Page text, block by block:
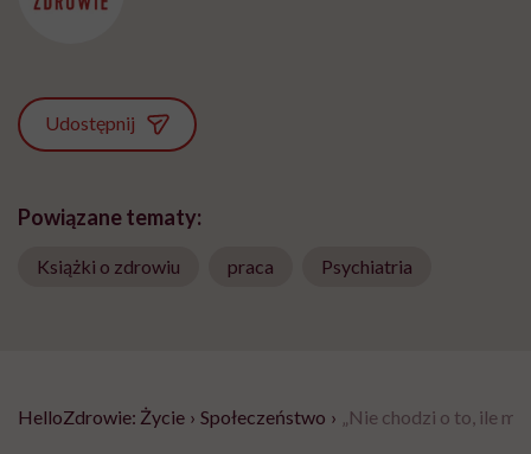
Udostępnij
Powiązane tematy:
Książki o zdrowiu praca Psychiatria
HelloZdrowie: Życie › Społeczeństwo › „Nie chodzi o to, ile